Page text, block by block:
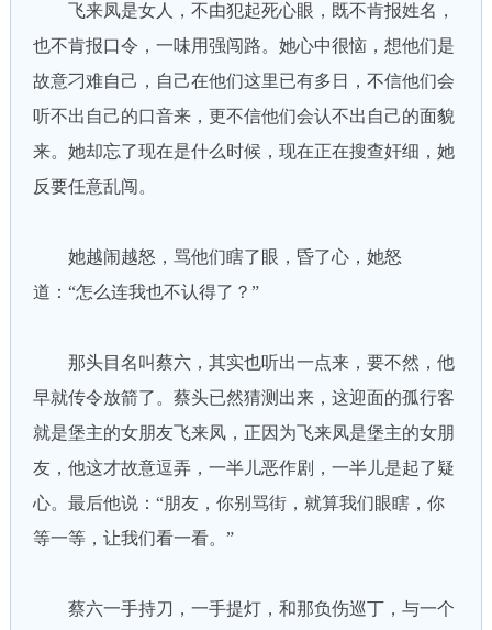
飞来凤是女人，不由犯起死心眼，既不肯报姓名，
也不肯报口令，一味用强闯路。她心中很恼，想他们是
故意刁难自己，自己在他们这里已有多日，不信他们会
听不出自己的口音来，更不信他们会认不出自己的面貌
来。她却忘了现在是什么时候，现在正在搜查奸细，她
反要任意乱闯。
她越闹越怒，骂他们瞎了眼，昏了心，她怒
道：“怎么连我也不认得了？”
那头目名叫蔡六，其实也听出一点来，要不然，他
早就传令放箭了。蔡头已然猜测出来，这迎面的孤行客
就是堡主的女朋友飞来凤，正因为飞来凤是堡主的女朋
友，他这才故意逗弄，一半儿恶作剧，一半儿是起了疑
心。最后他说：“朋友，你别骂街，就算我们眼瞎，你
等一等，让我们看一看。”
蔡六一手持刀，一手提灯，和那负伤巡丁，与一个